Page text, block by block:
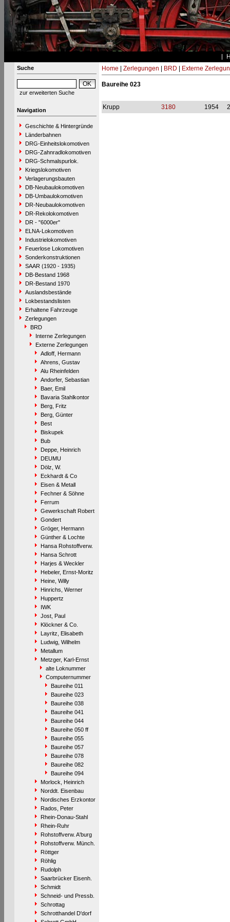
Suche
zur erweiterten Suche
Navigation
Geschichte & Hintergründe
Länderbahnen
DRG-Einheitslokomotiven
DRG-Zahnradlokomotiven
DRG-Schmalspurlok.
Kriegslokomotiven
Verlagerungsbauten
DB-Neubaulokomotiven
DB-Umbaulokomotiven
DR-Neubaulokomotiven
DR-Rekolokomotiven
DR - "6000er"
ELNA-Lokomotiven
Industrielokomotiven
Feuerlose Lokomotiven
Sonderkonstruktionen
SAAR (1920 - 1935)
DB-Bestand 1968
DR-Bestand 1970
Auslandsbestände
Lokbestandslisten
Erhaltene Fahrzeuge
Zerlegungen
BRD
Interne Zerlegungen
Externe Zerlegungen
Adloff, Hermann
Ahrens, Gustav
Alu Rheinfelden
Andorfer, Sebastian
Baer, Emil
Bavaria Stahlkontor
Berg, Fritz
Berg, Günter
Best
Biskupek
Bub
Deppe, Heinrich
DEUMU
Dölz, W.
Eckhardt & Co
Eisen & Metall
Fechner & Söhne
Ferrum
Gewerkschaft Robert
Gondert
Gröger, Hermann
Günther & Lochte
Hansa Rohstoffverw.
Hansa Schrott
Harjes & Weckler
Hebeler, Ernst-Moritz
Heine, Willy
Hinrichs, Werner
Huppertz
IWK
Jost, Paul
Klöckner & Co.
Layritz, Elisabeth
Ludwig, Wilhelm
Metallum
Metzger, Karl-Ernst
alte Loknummer
Computernummer
Baureihe 011
Baureihe 023
Baureihe 038
Baureihe 041
Baureihe 044
Baureihe 050 ff
Baureihe 055
Baureihe 057
Baureihe 078
Baureihe 082
Baureihe 094
Morlock, Heinrich
Norddt. Eisenbau
Nordisches Erzkontor
Rados, Peter
Rhein-Donau-Stahl
Rhein-Ruhr
Rohstoffverw. A'burg
Rohstoffverw. Münch.
Röttger
Röhlig
Rudolph
Saarbrücker Eisenh.
Schmidt
Schneid- und Pressb.
Schrottag
Schrotthandel D'dorf
Home Zerlegungen BRD Externe
Baureihe 023
Krupp 3180 1954